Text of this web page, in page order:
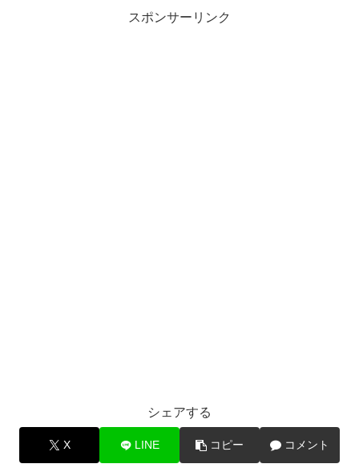
スポンサーリンク
シェアする
X LINE コピー コメント